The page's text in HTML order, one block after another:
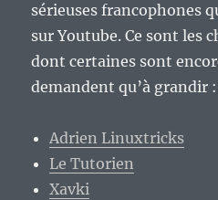
sérieuses francophones
sur Youtube. Ce sont les
dont certaines sont
demandent qu’à grandir :
Adrien Linuxtricks
Le Tutorien
Xavki